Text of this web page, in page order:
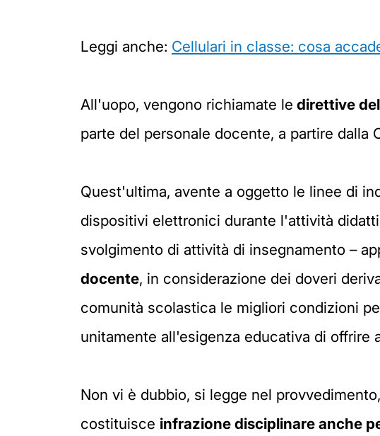
Leggi anche: Cellulari in classe: cosa
All'uopo, vengono richiamate le direttive
parte del personale docente, a partire dalla
Quest'ultima, avente a oggetto le linee di
dispositivi elettronici durante l'attività
svolgimento di attività di insegnamento –
docente, in considerazione dei doveri
comunità scolastica le migliori condizioni
unitamente all'esigenza educativa di offrire
Non vi è dubbio, si legge nel
costituisce infrazione disciplinare anche